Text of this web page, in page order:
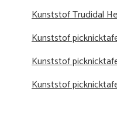
Kunststof Trudidal
Kunststof
Kunststof
Kunststof